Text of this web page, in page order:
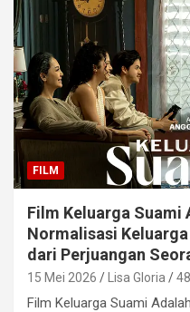
FILM
Film Keluarga Suami
Normalisasi
dari Perjuangan
15 Mei 2026 Lisa Gloria
Film Keluarga Suami